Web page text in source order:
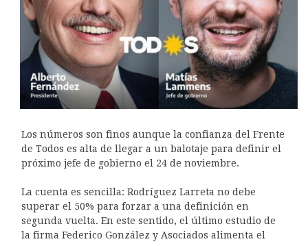
Los números son finos aunque la confianza del Frente
de Todos es alta de llegar a un balotaje para definir el
próximo jefe de gobierno el 24 de noviembre.
La cuenta es sencilla: Rodríguez Larreta no debe
superar el 50% para forzar a una definición en
segunda vuelta. En este sentido, el último estudio de
la firma Federico González y Asociados alimenta el